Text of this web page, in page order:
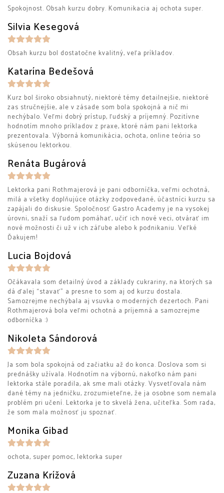
Spokojnost. Obsah kurzu dobry. Komunikacia aj ochota super.
Silvia Kesegová
Obsah kurzu bol dostatočne kvalitný, veľa príkladov.
Katarína Bedešová
Kurz bol široko obsiahnutý, niektoré témy detailnejšie, niektoré
zas stručnejšie, ale v zásade som bola spokojná a nič mi
nechýbalo. Veľmi dobrý prístup, ľudský a príjemný. Pozitívne
hodnotím mnoho príkladov z praxe, ktoré nám pani lektorka
prezentovala. Výborná komunikácia, ochota, online teória so
skúsenou lektorkou.
Renáta Bugárová
Lektorka pani Rothmajerová je pani odborníčka, veľmi ochotná,
milá a všetky doplňujúce otázky zodpovedané, účastníci kurzu sa
zapájali do diskusie. Spoločnosť Gastro Academy je na vysokej
úrovni, snaží sa ľudom pomáhať, učiť ich nové veci, otvárať im
nové možnosti či už v ich záľube alebo k podnikaniu. Veľké
Ďakujem!
Lucia Bojdová
Očákavala som detailný úvod a základy cukrariny, na ktorých sa
dá ďalej “stavať” a presne to som aj od kurzu dostala.
Samozrejme nechýbala aj vsuvka o moderných dezertoch. Pani
Rothmajerová bola veľmi ochotná a príjemná a samozrejme
odborníčka :)
Nikoleta Sándorová
Ja som bola spokojná od začiatku až do konca. Doslova som si
prednášky užívala. Hodnotím na výbornú, nakoľko nám pani
lektorka stále poradila, ak sme mali otázky. Vysvetľovala nám
dané témy na jedničku, zrozumieteľne, že ja osobne som nemala
problém pri učení. Lektorka je to skvelá žena, učiteľka. Som rada,
že som mala možnosť ju spoznať.
Monika Gibad
ochota, super pomoc, lektorka super
Zuzana Krížová